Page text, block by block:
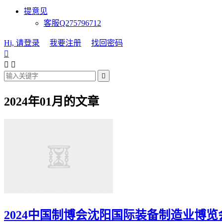
提意见
客服Q275796712
Hi, 请登录 我要注册
找回密码

 

2024年01月的文章
2024中国制博会沈阳国际装备制造业博览